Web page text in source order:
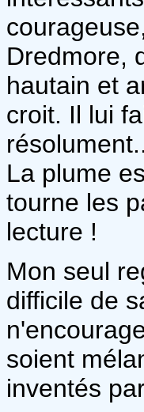
Dredmore,
hautain et
croit. Il lui
La plume
tourne les
lecture !
Mon seul
difficile de
soient
inventés